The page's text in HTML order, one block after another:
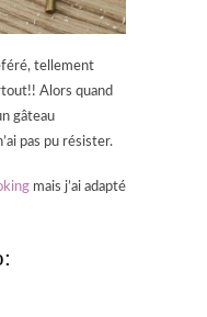
tellement
Alors quand
gâteau
pas pu résister.
mais j’ai adapté